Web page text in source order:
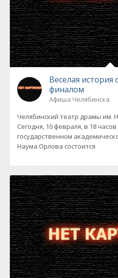
Веселая история
финалом
Афиша Челябинска
Челябинский театр драмы им.
Сегодня, 10 февраля, в 18
государственном
Наума Орлова состоится